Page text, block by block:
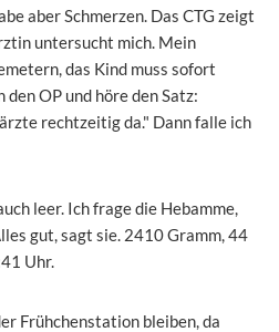
aber Schmerzen. Das CTG zeigt
untersucht mich. Mein
das Kind muss sofort
OP und höre den Satz:
rechtzeitig da." Dann falle ich
leer. Ich frage die Hebamme,
gut, sagt sie. 2410 Gramm, 44
Uhr.
Frühchenstation bleiben, da